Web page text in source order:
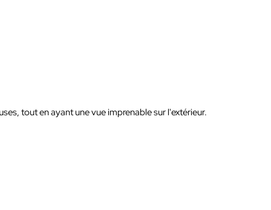
tout en ayant une vue imprenable sur l'extérieur.